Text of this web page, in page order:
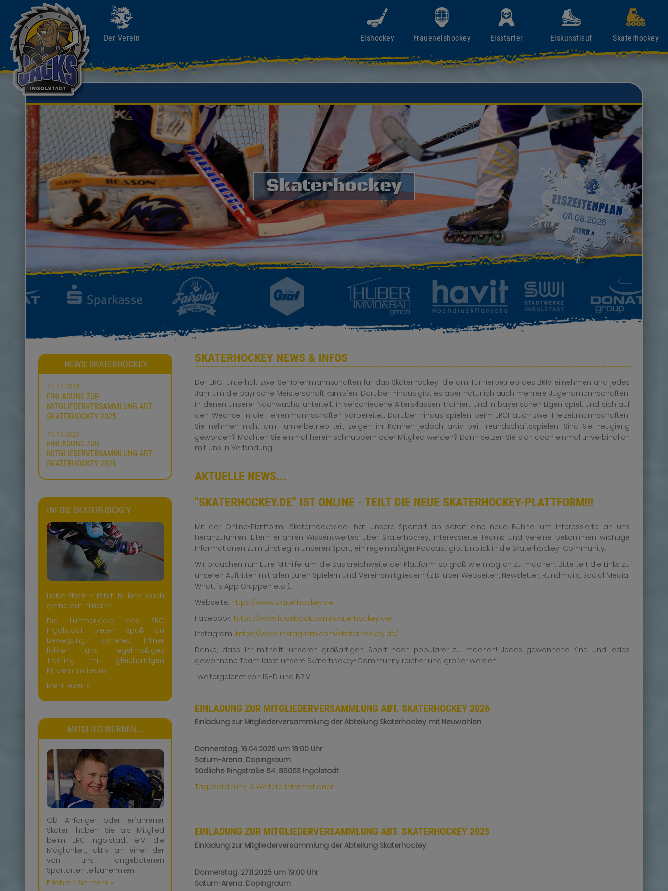
Der Verein Eishockey Fraueneishockey Eisstarter Eiskunstlauf Skaterhockey
08.08.2026
NEWS: SKATERHOCKEY
11.11.2025
EINLADUNG ZUR
MITGLIEDERVERSAMMLUNG ABT.
SKATERHOCKEY 2025
11.11.2025
EINLADUNG ZUR
MITGLIEDERVERSAMMLUNG ABT.
SKATERHOCKEY 2026
INFOS: SKATERHOCKEY
Liebe Eltern - fährt ihr Kind auch
gerne auf Inlinern?
Die Lumberjacks des ERC
Ingolstadt bieten Spaß an
Bewegung, sicheres Inliner
fahren und regelmäßiges
Training mit gleichaltrigen
Kindern im Team.
Mehr lesen »
MITGLIED WERDEN...
Ob Anfänger oder erfahrener
Skater, haben Sie als Mitglied
beim ERC Ingolstadt e:V. die
Möglichkeit, aktiv an einer der
von uns angebotenen
Sportarten teilzunehmen.
Erfahren Sie mehr »
Skaterhockey
SKATERHOCKEY NEWS & INFOS
Der ERCI unterhält zwei Seniorenmannschaften für das Skaterhockey, die am Turnierbetrieb des BRIV eilnehmen und jedes
Jahr um die bayrische Meisterschaft kämpfen. Darüber hinaus gibt es aber natürlich auch mehrere Jugendmannschaften,
in denen unserer Nachwuchs, unterteilt in verschiedene Altersklassen, trainiert und in bayerischen Ligen spielt und sich auf
den Wechsel in die Herrenmannschaften vorbereitet. Darüber hinaus spielen beim ERCI auch zwei Freizeitmannschaften.
Sie nehmen nicht am Turnierbetrieb teil, zeigen ihr Können jedoch aktiv bei Freundschaftsspielen. Sind Sie neugierig
geworden? Möchten Sie einmal herein schnuppern oder Mitglied werden? Dann setzen Sie sich doch einmal unverbindlich
mit uns in Verbindung.
AKTUELLE NEWS...
"SKATERHOCKEY.DE" IST ONLINE - TEILT DIE NEUE SKATERHOCKEY-PLATTFORM!!!
Mit der Online-Plattform "Skaterhockey.de" hat unsere Sportart ab sofort eine neue Bühne, um Interessierte an uns
heranzuführen. Eltern erfahren Wissenswertes über Skaterhockey, interessierte Teams und Vereine bekommen wichtige
Informationen zum Einstieg in unseren Sport, ein regelmäßiger Podcast gibt Einblick in die Skaterhockey-Community.
Wir brauchen nun Eure Mithilfe, um die Basisreichweite der Plattform so groß wie möglich zu machen. Bitte teilt die Links zu
unseren Auftritten mit allen Euren Spielern und Vereinsmitgliedern (z.B. über Webseiten, Newsletter, Rundmails, Social Media,
Whatt´s App Gruppen etc.).
Webseite: https://www.skaterhockey.de
Facebook: https://www.facebook.com/skaterhockey.de/
Instagram: https://www.instagram.com/skaterhockey.de/
Danke, dass Ihr mithelft, unseren großartigen Sport noch populärer zu machen! Jedes gewonnene Kind und jedes
gewonnene Team lässt unsere Skaterhockey-Community reicher und größer werden.
..weitergeleitet von ISHD und BRIV
EINLADUNG ZUR MITGLIEDERVERSAMMLUNG ABT. SKATERHOCKEY 2026
Einladung zur Mitgliederversammlung der Abteilung Skaterhockey mit Neuwahlen
Donnerstag, 16.04.2026 um 19:00 Uhr
Saturn-Arena, Dopingraum
Südliche Ringstraße 64, 85053 Ingolstadt
Tagesordnung & Weitere Informationen
EINLADUNG ZUR MITGLIEDERVERSAMMLUNG ABT. SKATERHOCKEY 2025
Einladung zur Mitgliederversammlung der Abteilung Skaterhockey
Donnerstag, 27.11.2025 um 19:00 Uhr
Saturn-Arena, Dopingraum